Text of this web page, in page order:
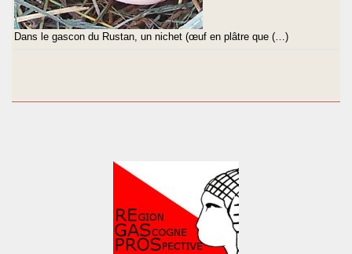
Dans le gascon du Rustan, un nichet (œuf en plâtre que (…)